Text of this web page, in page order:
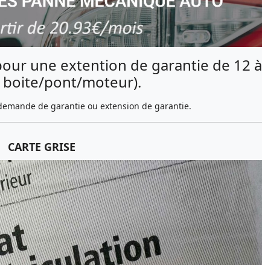
une extention de garantie de 12 à
boite/pont/moteur).
de garantie ou extension de garantie.
CARTE GRISE